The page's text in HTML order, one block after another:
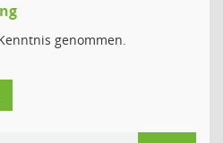
genommen.